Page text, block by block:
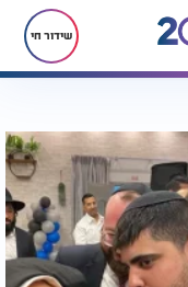
שידור חי